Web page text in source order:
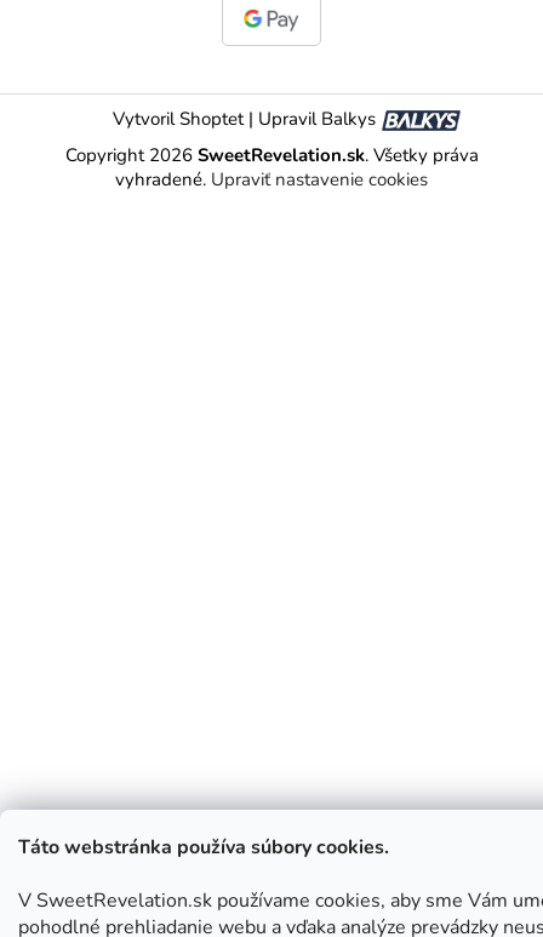
Táto webstránka používa súbory cookies.
V SweetRevelation.sk používame cookies, aby sme Vám
pohodlné prehliadanie webu a vďaka analýze prevádzky
Vytvoril Shoptet | Upravil Balkys
Copyright 2026 SweetRevelation.sk. Všetky práva
vyhradené. Upraviť nastavenie cookies